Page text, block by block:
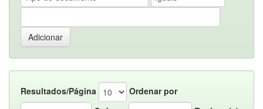
Resultados/Página
Ordenar por